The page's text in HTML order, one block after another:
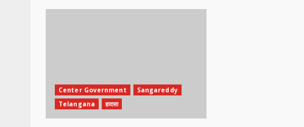
Center Government
Sangareddy
Telangana
हादसा